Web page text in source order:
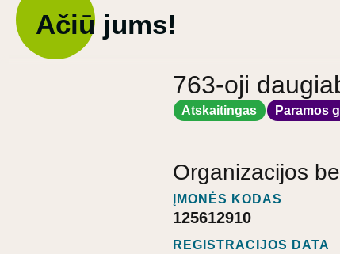
Ačiū jums!
763-oji
Atskaitingas Paramos
Organizacijos
ĮMONĖS KODAS
125612910
REGISTRACIJOS DATA